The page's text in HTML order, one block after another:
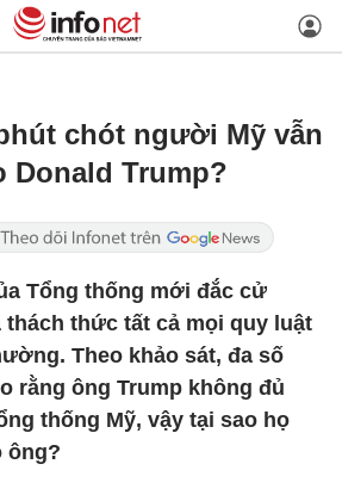
chót người Mỹ vẫn
Donald Trump?
Tổng thống mới đắc cử
thách thức tất cả mọi quy luật
Theo khảo sát, đa số
rằng ông Trump không đủ
thống Mỹ, vậy tại sao họ
ông?